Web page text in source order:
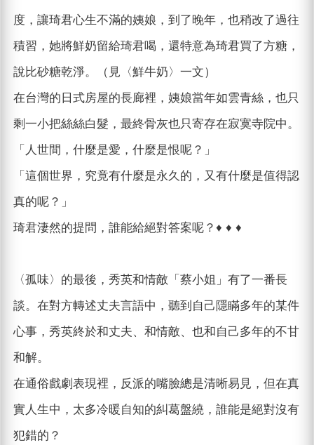
度，讓琦君心生不滿的姨娘，到了晚年，也稍改了過往
積習，她將鮮奶留給琦君喝，還特意為琦君買了方糖，
說比砂糖乾淨。（見〈鮮牛奶〉一文）
在台灣的日式房屋的長廊裡，姨娘當年如雲青絲，也只
剩一小把絲絲白髮，最終骨灰也只寄存在寂寞寺院中。
「人世間，什麼是愛，什麼是恨呢？」
「這個世界，究竟有什麼是永久的，又有什麼是值得認
真的呢？」
琦君淒然的提問，誰能給絕對答案呢？♦ ♦ ♦
〈孤味〉的最後，秀英和情敵「蔡小姐」有了一番長
談。在對方轉述丈夫言語中，聽到自己隱瞞多年的某件
心事，秀英終於和丈夫、和情敵、也和自己多年的不甘
和解。
在通俗戲劇表現裡，反派的嘴臉總是清晰易見，但在真
實人生中，太多冷暖自知的糾葛盤繞，誰能是絕對沒有
犯錯的？